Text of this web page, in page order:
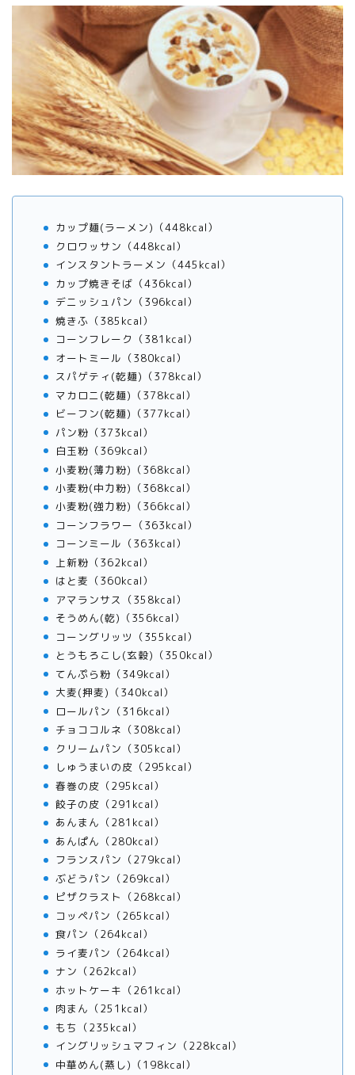
カップ麺(ラーメン)（448kcal）
クロワッサン（448kcal）
インスタントラーメン（445kcal）
カップ焼きそば（436kcal）
デニッシュパン（396kcal）
焼きふ（385kcal）
コーンフレーク（381kcal）
オートミール（380kcal）
スパゲティ(乾麺)（378kcal）
マカロニ(乾麺)（378kcal）
ビーフン(乾麺)（377kcal）
パン粉（373kcal）
白玉粉（369kcal）
小麦粉(薄力粉)（368kcal）
小麦粉(中力粉)（368kcal）
小麦粉(強力粉)（366kcal）
コーンフラワー（363kcal）
コーンミール（363kcal）
上新粉（362kcal）
はと麦（360kcal）
アマランサス（358kcal）
そうめん(乾)（356kcal）
コーングリッツ（355kcal）
とうもろこし(玄穀)（350kcal）
てんぷら粉（349kcal）
大麦(押麦)（340kcal）
ロールパン（316kcal）
チョココルネ（308kcal）
クリームパン（305kcal）
しゅうまいの皮（295kcal）
春巻の皮（295kcal）
餃子の皮（291kcal）
あんまん（281kcal）
あんぱん（280kcal）
フランスパン（279kcal）
ぶどうパン（269kcal）
ピザクラスト（268kcal）
コッペパン（265kcal）
食パン（264kcal）
ライ麦パン（264kcal）
ナン（262kcal）
ホットケーキ（261kcal）
肉まん（251kcal）
もち（235kcal）
イングリッシュマフィン（228kcal）
中華めん(蒸し)（198kcal）